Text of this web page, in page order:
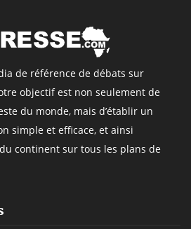
de référence de débats sur
objectif est non seulement de
du monde, mais d’établir un
simple et efficace, et ainsi
continent sur tous les plans de